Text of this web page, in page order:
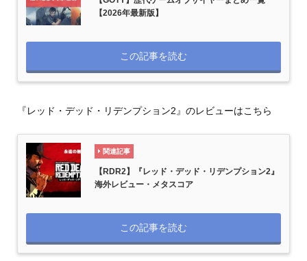
【2026年最新版】
この記事を読む
『レッド・デッド・リデンプション2』のレビューはこちら
関連記事
【RDR2】『レッド・デッド・リデンプション2』
海外レビュー・メタスコア
この記事を読む